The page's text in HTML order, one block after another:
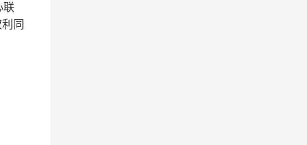
联
同